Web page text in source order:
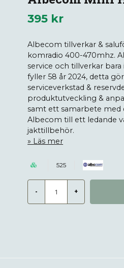
395 kr
Albecom tillverkar &
komradio 400-470mhz.
service och tillverkar
fyller 58 år 2024, detta
serviceverkstad &
produktutveckling &
samt ett samarbete med
Albecom till ett ledande
jakttillbehör.
Läs mer
525
- +